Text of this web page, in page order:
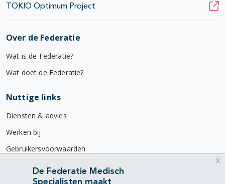
TOKIO Optimum Project
Over de Federatie
Wat is de Federatie?
Wat doet de Federatie?
Nuttige links
Diensten & advies
Werken bij
Gebruikersvoorwaarden
Privacyverklaring
De Federatie Medisch
Specialisten maakt
x